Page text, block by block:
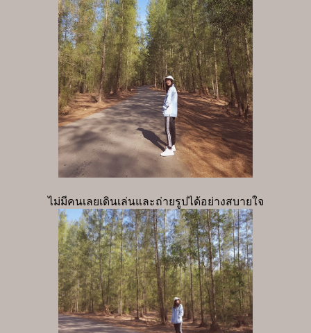
ไม่มีคนเลยเดินเล่นและถ่ายรูปได้อย่างสบายใจ